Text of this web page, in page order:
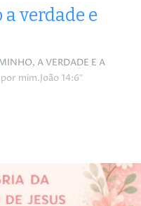
verdade e
A VERDADE E A
mim.João 14:6″